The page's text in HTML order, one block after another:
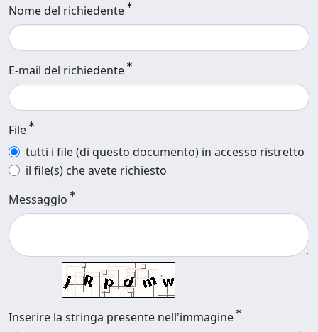
Nome del richiedente
E-mail del richiedente
File
tutti i file (di questo documento) in accesso ristretto
il file(s) che avete richiesto
Messaggio
Inserire la stringa presente nell'immagine